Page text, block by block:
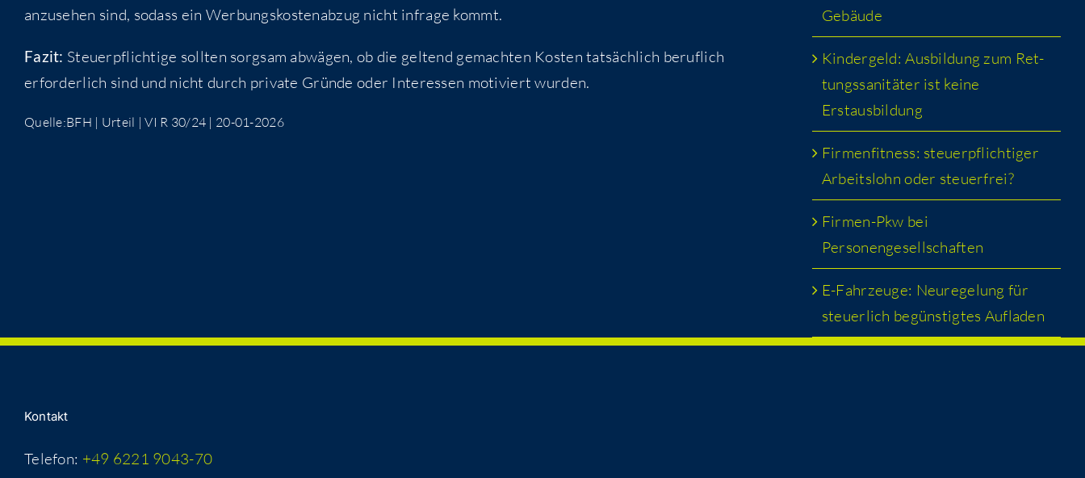
anzu­se­hen sind, sodass ein Wer­bungs­kos­ten­ab­zug nicht infra­ge kommt.
Fazit: Steu­er­pflich­ti­ge soll­ten sorg­sam abwä­gen, ob die gel­tend gemach­ten Kos­ten tat­säch­lich beruf­lich
erfor­der­lich sind und nicht durch pri­va­te Grün­de oder Inter­es­sen moti­viert wurden.
Quelle:BFH | Urteil | VI R 30/24 | 20-01-2026
Gebäude
Kin­der­geld: Aus­bil­dung zum Ret­
tungs­sa­ni­tä­ter ist kei­ne
Erstausbildung
Fir­men­fit­ness: steu­er­pflich­ti­ger
Arbeits­lohn oder steuerfrei?
Fir­men-Pkw bei
Personengesellschaften
E-Fahr­zeu­ge: Neu­re­ge­lung für
steu­er­lich begüns­tig­tes Aufladen
Kon­takt
Telefon: +49 6221 9043-70